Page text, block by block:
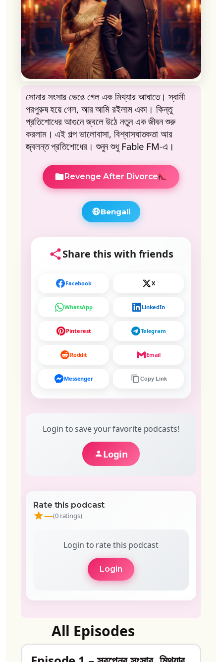
সোনার সংসার ভেঙে গেল এক মিথ্যার আঘাতে। স্বামী
পরপুরুষ হয়ে গেল, আর আমি রইলাম একা। কিন্তু
প্রতিশোধের আগুনে জ্বলে উঠে নতুন এক জীবন শুরু
করলাম। এই গল্প ভালোবাসা, বিশ্বাসঘাতকতা আর
জ্বলন্ত প্রতিশোধের। শুনুন শুধু Fable FM-এ।
Revenge After Divorce
Bengali
Share this with friends
Facebook X
WhatsApp LinkedIn
Pinterest Telegram
Reddit Email
Messenger Copy Link
Login to save your favorite podcasts!
Login
Rate this podcast
—(0 ratings)
Login to rate this podcast
Login
All Episodes